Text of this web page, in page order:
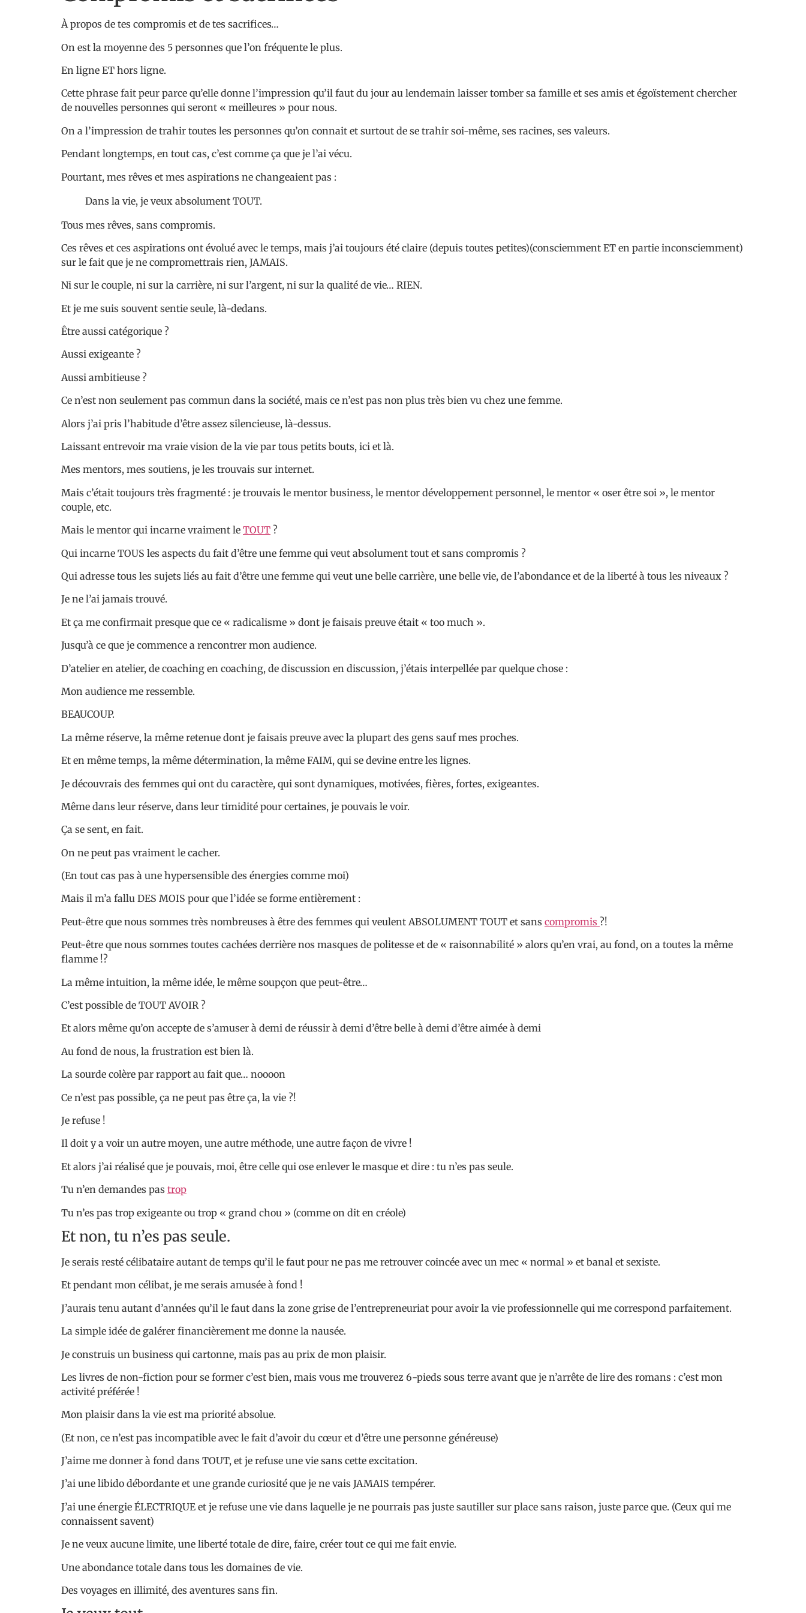
À propos de tes compromis et de tes sacrifices…
On est la moyenne des 5 personnes que l’on fréquente le plus.
En ligne ET hors ligne.
Cette phrase fait peur parce qu’elle donne l’impression qu’il faut du jour au lendemain laisser tomber sa famille et ses amis et égoïstement chercher
de nouvelles personnes qui seront « meilleures » pour nous.
On a l’impression de trahir toutes les personnes qu’on connait et surtout de se trahir soi-même, ses racines, ses valeurs.
Pendant longtemps, en tout cas, c’est comme ça que je l’ai vécu.
Pourtant, mes rêves et mes aspirations ne changeaient pas :
Dans la vie, je veux absolument TOUT.
Tous mes rêves, sans compromis.
Ces rêves et ces aspirations ont évolué avec le temps, mais j’ai toujours été claire (depuis toutes petites)(consciemment ET en partie inconsciemment)
sur le fait que je ne compromettrais rien, JAMAIS.
Ni sur le couple, ni sur la carrière, ni sur l’argent, ni sur la qualité de vie… RIEN.
Et je me suis souvent sentie seule, là-dedans.
Être aussi catégorique ?
Aussi exigeante ?
Aussi ambitieuse ?
Ce n’est non seulement pas commun dans la société, mais ce n’est pas non plus très bien vu chez une femme.
Alors j’ai pris l’habitude d’être assez silencieuse, là-dessus.
Laissant entrevoir ma vraie vision de la vie par tous petits bouts, ici et là.
Mes mentors, mes soutiens, je les trouvais sur internet.
Mais c’était toujours très fragmenté : je trouvais le mentor business, le mentor développement personnel, le mentor « oser être soi », le mentor
couple, etc.
Mais le mentor qui incarne vraiment le TOUT ?
Qui incarne TOUS les aspects du fait d’être une femme qui veut absolument tout et sans compromis ?
Qui adresse tous les sujets liés au fait d’être une femme qui veut une belle carrière, une belle vie, de l’abondance et de la liberté à tous les niveaux ?
Je ne l’ai jamais trouvé.
Et ça me confirmait presque que ce « radicalisme » dont je faisais preuve était « too much ».
Jusqu’à ce que je commence a rencontrer mon audience.
D’atelier en atelier, de coaching en coaching, de discussion en discussion, j’étais interpellée par quelque chose :
Mon audience me ressemble.
BEAUCOUP.
La même réserve, la même retenue dont je faisais preuve avec la plupart des gens sauf mes proches.
Et en même temps, la même détermination, la même FAIM, qui se devine entre les lignes.
Je découvrais des femmes qui ont du caractère, qui sont dynamiques, motivées, fières, fortes, exigeantes.
Même dans leur réserve, dans leur timidité pour certaines, je pouvais le voir.
Ça se sent, en fait.
On ne peut pas vraiment le cacher.
(En tout cas pas à une hypersensible des énergies comme moi)
Mais il m’a fallu DES MOIS pour que l’idée se forme entièrement :
Peut-être que nous sommes très nombreuses à être des femmes qui veulent ABSOLUMENT TOUT et sans compromis ?!
Peut-être que nous sommes toutes cachées derrière nos masques de politesse et de « raisonnabilité » alors qu’en vrai, au fond, on a toutes la même
flamme !?
La même intuition, la même idée, le même soupçon que peut-être…
C’est possible de TOUT AVOIR ?
Et alors même qu’on accepte de s’amuser à demi de réussir à demi d’être belle à demi d’être aimée à demi
Au fond de nous, la frustration est bien là.
La sourde colère par rapport au fait que… noooon
Ce n’est pas possible, ça ne peut pas être ça, la vie ?!
Je refuse !
Il doit y a voir un autre moyen, une autre méthode, une autre façon de vivre !
Et alors j’ai réalisé que je pouvais, moi, être celle qui ose enlever le masque et dire : tu n’es pas seule.
Tu n’en demandes pas trop
Tu n’es pas trop exigeante ou trop « grand chou » (comme on dit en créole)
Et non, tu n’es pas seule.
Je serais resté célibataire autant de temps qu’il le faut pour ne pas me retrouver coincée avec un mec « normal » et banal et sexiste.
Et pendant mon célibat, je me serais amusée à fond !
J’aurais tenu autant d’années qu’il le faut dans la zone grise de l’entrepreneuriat pour avoir la vie professionnelle qui me correspond parfaitement.
La simple idée de galérer financièrement me donne la nausée.
Je construis un business qui cartonne, mais pas au prix de mon plaisir.
Les livres de non-fiction pour se former c’est bien, mais vous me trouverez 6-pieds sous terre avant que je n’arrête de lire des romans : c’est mon
activité préférée !
Mon plaisir dans la vie est ma priorité absolue.
(Et non, ce n’est pas incompatible avec le fait d’avoir du cœur et d’être une personne généreuse)
J’aime me donner à fond dans TOUT, et je refuse une vie sans cette excitation.
J’ai une libido débordante et une grande curiosité que je ne vais JAMAIS tempérer.
J’ai une énergie ÉLECTRIQUE et je refuse une vie dans laquelle je ne pourrais pas juste sautiller sur place sans raison, juste parce que. (Ceux qui me
connaissent savent)
Je ne veux aucune limite, une liberté totale de dire, faire, créer tout ce qui me fait envie.
Une abondance totale dans tous les domaines de vie.
Des voyages en illimité, des aventures sans fin.